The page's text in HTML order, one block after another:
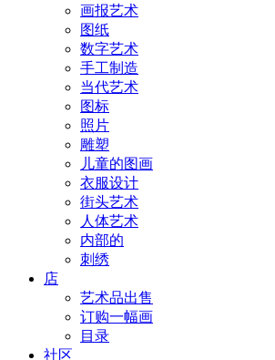
画报艺术
图纸
数字艺术
手工制造
当代艺术
图标
照片
雕塑
儿童的图画
衣服设计
街头艺术
人体艺术
内部的
刺绣
店
艺术品出售
订购一幅画
目录
社区